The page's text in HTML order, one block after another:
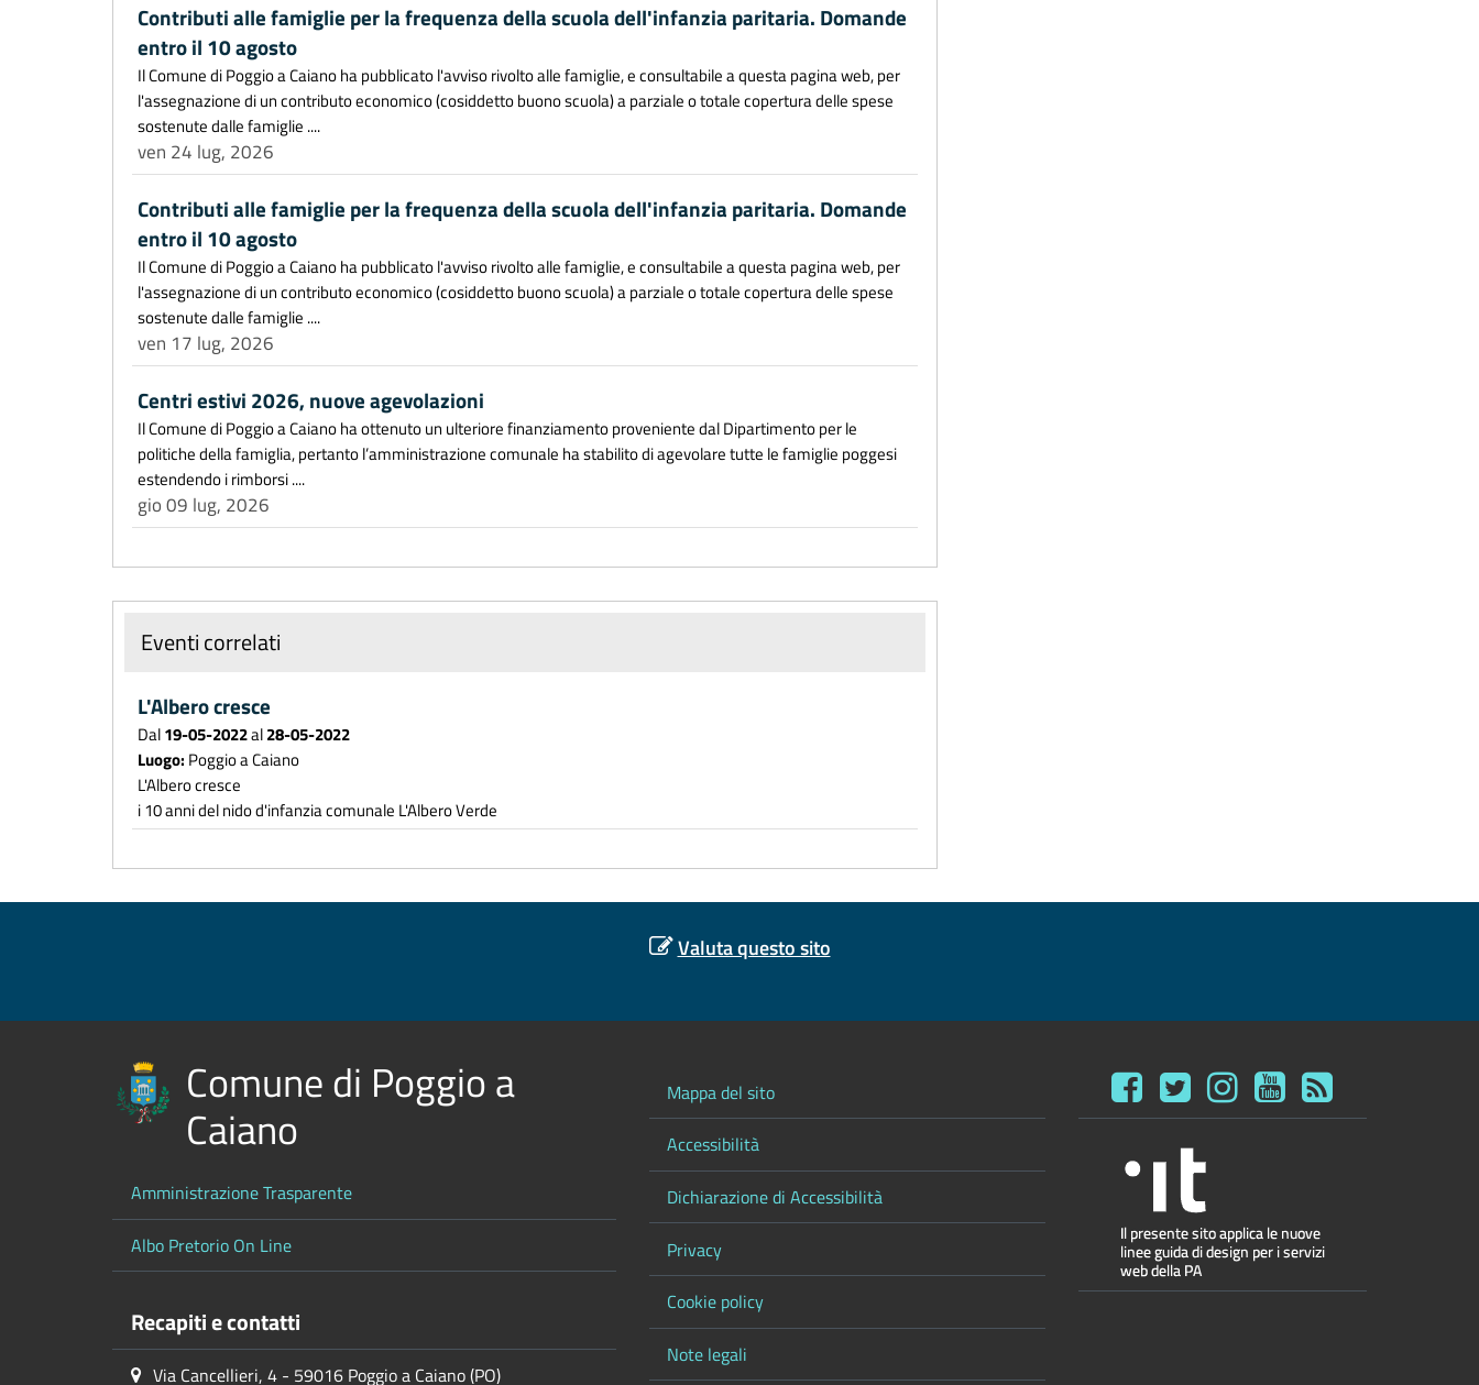
Contributi alle famiglie per la frequenza della scuola dell'infanzia paritaria. Domande
entro il 10 agosto
Il Comune di Poggio a Caiano ha pubblicato l'avviso rivolto alle famiglie, e consultabile a questa pagina web, per
l'assegnazione di un contributo economico (cosiddetto buono scuola) a parziale o totale copertura delle spese
sostenute dalle famiglie ....
ven 24 lug, 2026
Contributi alle famiglie per la frequenza della scuola dell'infanzia paritaria. Domande
entro il 10 agosto
Il Comune di Poggio a Caiano ha pubblicato l'avviso rivolto alle famiglie, e consultabile a questa pagina web, per
l'assegnazione di un contributo economico (cosiddetto buono scuola) a parziale o totale copertura delle spese
sostenute dalle famiglie ....
ven 17 lug, 2026
Centri estivi 2026, nuove agevolazioni
Il Comune di Poggio a Caiano ha ottenuto un ulteriore finanziamento proveniente dal Dipartimento per le
politiche della famiglia, pertanto l’amministrazione comunale ha stabilito di agevolare tutte le famiglie poggesi
estendendo i rimborsi ....
gio 09 lug, 2026
Eventi correlati
L'Albero cresce
Dal19-05-2022al28-05-2022
Luogo: Poggio a Caiano
L'Albero cresce
i 10 anni del nido d'infanzia comunale L'Albero Verde
Valuta questo sito
Comune di Poggio a
Caiano
Amministrazione Trasparente
Albo Pretorio On Line
Recapiti e contatti
Via Cancellieri, 4 - 59016 Poggio a Caiano (PO)
Mappa del sito
Accessibilità
Dichiarazione di Accessibilità
Privacy
Cookie policy
Note legali